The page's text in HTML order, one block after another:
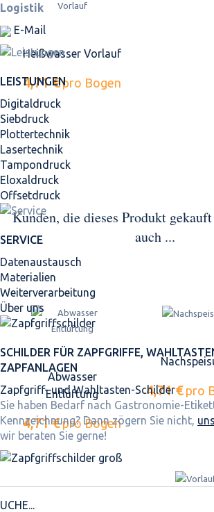
Logistik
E-Mail
LEISTUNGEN
Digitaldruck
Siebdruck
Plottertechnik
Lasertechnik
Tampondruck
Eloxaldruck
Offsetdruck
SERVICE
Datenaustausch
Materialien
Weiterverarbeitung
Über uns
SCHILDER FÜR ZAPFGRIFFE,
ZAPFANLAGEN
Zapfgriff- und Wahltasten-Schilder
Sie haben Bedarf nach Gastronomie-
Kennzeichnung? Dann zögern Sie nicht,
wir beraten Sie gerne!
Heißwasser Vorlauf
4,71 €pro Bogen
Kunden, die dieses Produkt
auch ...
Abwasser
Entlüftung
4,71 € pro Bogen
4,71 € pro